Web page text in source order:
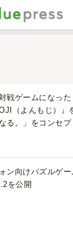
戦ゲームになっ
（よんもじ）』
る。」をコンセプ
ン向けパズルゲ
を公開